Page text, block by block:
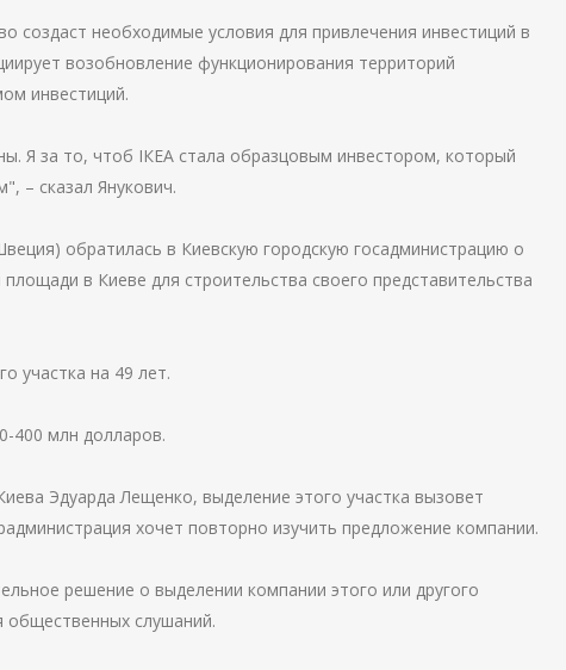
создаст необходимые условия для привлечения инвестиций в
возобновление функционирования территорий
инвестиций.
Я за то, чтоб ІКЕА стала образцовым инвестором, который
– сказал Янукович.
обратилась в Киевскую городскую госадминистрацию о
в Киеве для строительства своего представительства
участка на 49 лет.
400 млн долларов.
Эдуарда Лещенко, выделение этого участка вызовет
хочет повторно изучить предложение компании.
решение о выделении компании этого или другого
общественных слушаний.